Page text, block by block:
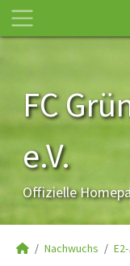
FC
e.V.
Offizielle
Nachwuchs